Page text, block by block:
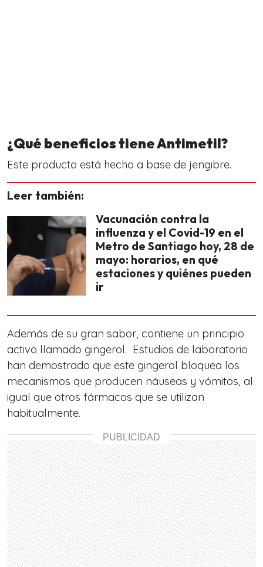
¿Qué beneficios tiene Antimetil?
Este producto está hecho a base de jengibre.
Leer también:
Vacunación contra la
influenza y el Covid-19 en el
Metro de Santiago hoy, 28 de
mayo: horarios, en qué
estaciones y quiénes pueden
ir
Además de su gran sabor, contiene un principio
activo llamado gingerol. Estudios de laboratorio
han demostrado que este gingerol bloquea los
mecanismos que producen náuseas y vómitos, al
igual que otros fármacos que se utilizan
habitualmente.